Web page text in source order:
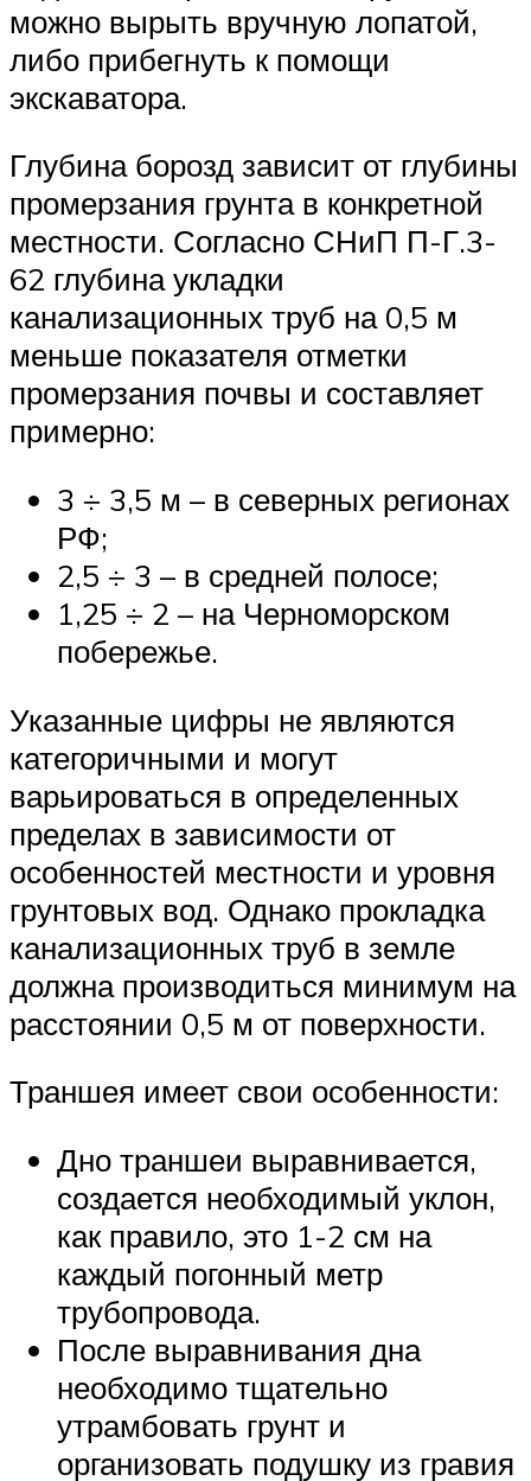
можно вырыть вручную лопатой,
либо прибегнуть к помощи
экскаватора.
Глубина борозд зависит от глубины
промерзания грунта в конкретной
местности. Согласно СНиП П-Г.3-
62 глубина укладки
канализационных труб на 0,5 м
меньше показателя отметки
промерзания почвы и составляет
примерно:
3 ÷ 3,5 м – в северных регионах
РФ;
2,5 ÷ 3 – в средней полосе;
1,25 ÷ 2 – на Черноморском
побережье.
Указанные цифры не являются
категоричными и могут
варьироваться в определенных
пределах в зависимости от
особенностей местности и уровня
грунтовых вод. Однако прокладка
канализационных труб в земле
должна производиться минимум на
расстоянии 0,5 м от поверхности.
Траншея имеет свои особенности:
Дно траншеи выравнивается,
создается необходимый уклон,
как правило, это 1-2 см на
каждый погонный метр
трубопровода.
После выравнивания дна
необходимо тщательно
утрамбовать грунт и
организовать подушку из гравия